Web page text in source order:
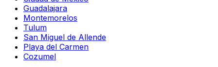
Guadalajara
Montemorelos
Tulum
San Miguel de Allende
Playa del Carmen
Cozumel